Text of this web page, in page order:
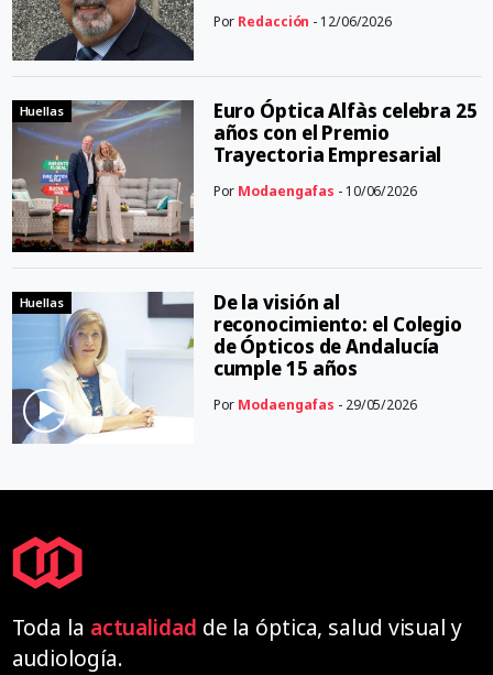
Por Redacción - 12/06/2026
Huellas
Euro Óptica Alfàs celebra 25
años con el Premio
Trayectoria Empresarial
Por Modaengafas - 10/06/2026
Huellas
De la visión al
reconocimiento: el Colegio
de Ópticos de Andalucía
cumple 15 años
Por Modaengafas - 29/05/2026
Toda la actualidad de la óptica, salud visual y
audiología.